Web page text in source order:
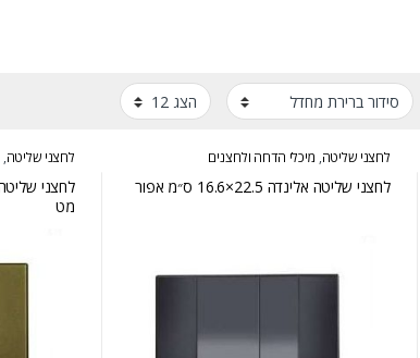
לחצני שליטה, מיכלי הדחה ולחצנים
לחצני שליטה אלינדה 22.5×16.6 ס״מ אפור
לחצני שליטה,
מט